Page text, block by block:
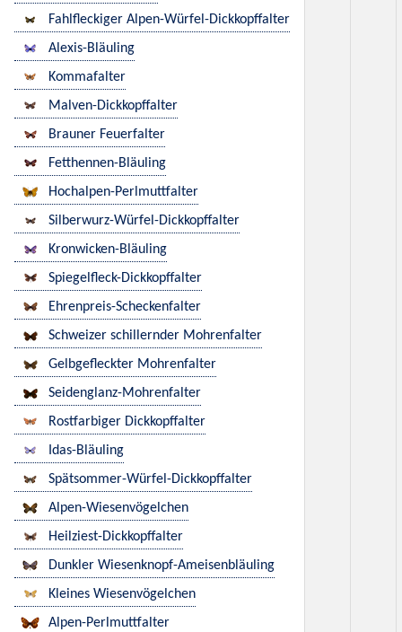
Fahlfleckiger Alpen-Würfel-Dickkopffalter
Alexis-Bläuling
Kommafalter
Malven-Dickkopffalter
Brauner Feuerfalter
Fetthennen-Bläuling
Hochalpen-Perlmuttfalter
Silberwurz-Würfel-Dickkopffalter
Kronwicken-Bläuling
Spiegelfleck-Dickkopffalter
Ehrenpreis-Scheckenfalter
Schweizer schillernder Mohrenfalter
Gelbgefleckter Mohrenfalter
Seidenglanz-Mohrenfalter
Rostfarbiger Dickkopffalter
Idas-Bläuling
Spätsommer-Würfel-Dickkopffalter
Alpen-Wiesenvögelchen
Heilziest-Dickkopffalter
Dunkler Wiesenknopf-Ameisenbläuling
Kleines Wiesenvögelchen
Alpen-Perlmuttfalter